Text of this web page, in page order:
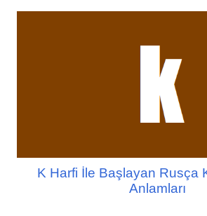
K Harfi İle Başlayan Rusça
Anlamları